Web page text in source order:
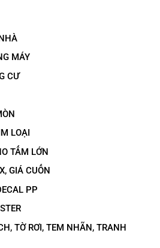
MÁY
CƯ
LOẠI
TẤM LỚN
GIÁ CUỐN
PP
TỜ RƠI, TEM NHÃN, TRANH